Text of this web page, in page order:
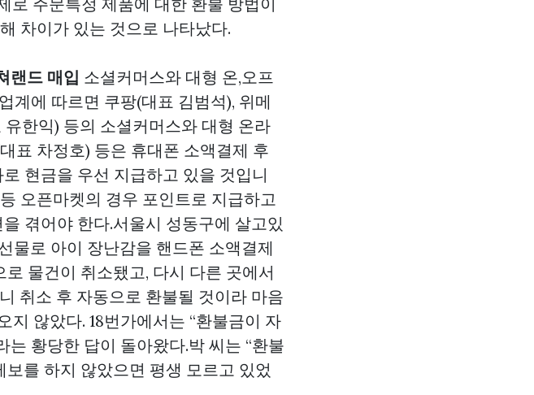
차이가 있는 것으로 나타났다.
랜드 매입 소셜커머스와 대형 온,오프
계에 따르면 쿠팡(대표 김범석), 위메
유한익) 등의 소셜커머스와 대형 온라
표 차정호) 등은 휴대폰 소액결제 후
현금을 우선 지급하고 있을 것입니
오픈마켓의 경우 포인트로 지급하고
겪어야 한다.서울시 성동구에 살고있
물로 아이 장난감을 핸드폰 소액결제
물건이 취소됐고, 다시 다른 곳에서
취소 후 자동으로 환불될 것이라 마음
지 않았다. 18번가에서는 “환불금이 자
황당한 답이 돌아왔다.박 씨는 “환불
를 하지 않았으면 평생 모르고 있었